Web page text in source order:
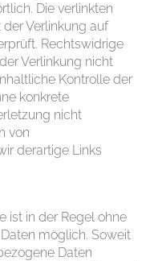
Die verlinkten
Verlinkung auf
Rechtswidrige
Verlinkung nicht
Kontrolle der
konkrete
nicht
von
derartige Links
ist in der Regel ohne
möglich. Soweit
Daten